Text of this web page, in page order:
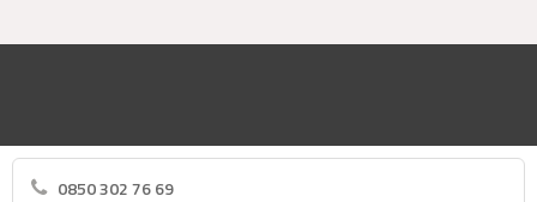
0850 302 76 69